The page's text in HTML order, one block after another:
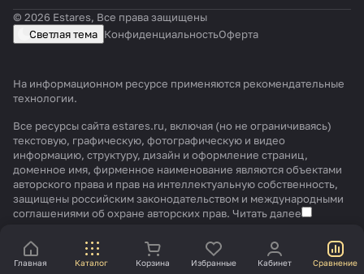
Главная Каталог Корзина Избранные Кабинет Сравнение
© 2026 Estares, Все права защищены
Светлая тема КонфиденциальностьОферта
На информационном ресурсе применяются рекомендательные
технологии.
Все ресурсы сайта estares.ru, включая (но не ограничиваясь)
текстовую, графическую, фотографическую и видео
информацию, структуру, дизайн и оформление страниц,
доменное имя, фирменное наименование являются объектами
авторского права и прав на интеллектуальную собственность,
защищены российским законодательством и международными
соглашениями об охране авторских прав. Читать далее